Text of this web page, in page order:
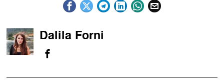
Dalila Forni